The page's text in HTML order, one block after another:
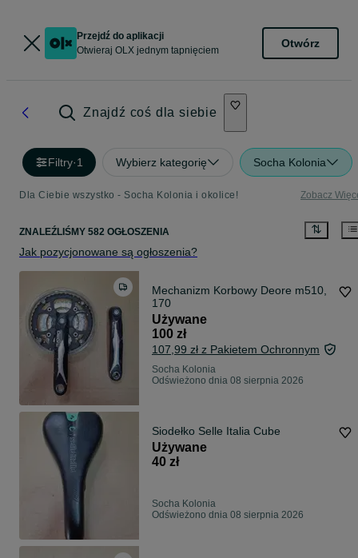
Przejdź do aplikacji
Otwieraj OLX jednym tapnięciem
Otwórz
Znajdź coś dla siebie
Filtry·1 Wybierz kategorię Socha Kolonia
Dla Ciebie wszystko - Socha Kolonia i okolice! Zobacz
ZNALEŹLIŚMY 582 OGŁOSZENIA
Jak pozycjonowane są ogłoszenia?
Mechanizm Korbowy Deore m510,
170
Używane
100 zł
107,99 zł z Pakietem Ochronnym
Socha Kolonia
Odświeżono dnia 08 sierpnia 2026
Siodełko Selle Italia Cube
Używane
40 zł
Socha Kolonia
Odświeżono dnia 08 sierpnia 2026